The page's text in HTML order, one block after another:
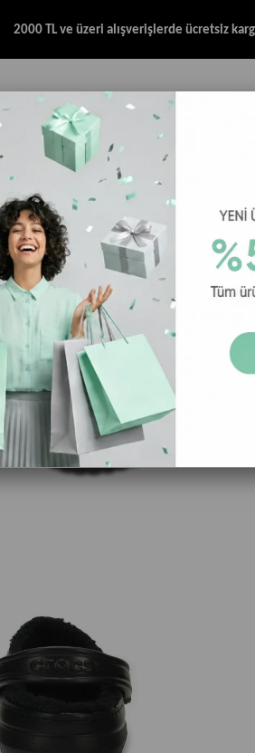
2000 TL ve üzeri alışverişlerde ücretsiz
AKSESUAR HALAT & İP
Crocs Classic Lined Clog Erkek Terlik - Siyah